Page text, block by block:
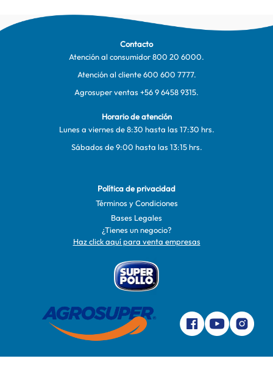
Contacto
Atención al consumidor800 20 6000.
Atención al cliente600 600 7777.
Agrosuper ventas +56 9 6458 9315.
Horario de atención
Lunes a viernes de 8:30 hasta las 17:30 hrs.
Sábados de 9:00 hasta las 13:15 hrs.
Política de privacidad
Términos y Condiciones
Bases Legales
¿Tienes un negocio?
Haz click aquí para venta empresas